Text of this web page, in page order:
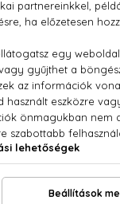
jázmin, vanília,